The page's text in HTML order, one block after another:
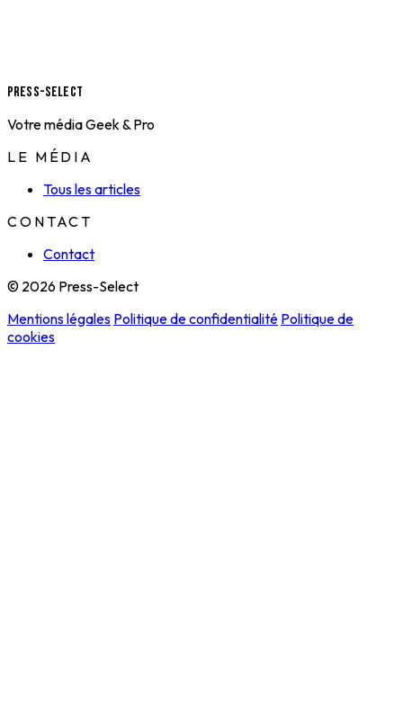
Press-Select
Votre média Geek & Pro
LE MÉDIA
Tous les articles
CONTACT
Contact
© 2026 Press-Select
Mentions légales Politique de confidentialité Politique de
cookies